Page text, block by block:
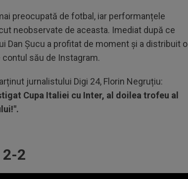
preocupată de fotbal, iar performanțele
neobservate de aceasta. Imediat după ce
Dan Șucu a profitat de moment și a distribuit o
său de Instagram.
jurnalistului Digi 24, Florin Negruțiu:
Cupa Italiei cu Inter, al doilea trofeu al
2-2